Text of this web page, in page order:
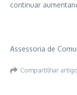
continuar
Assessoria de
Compartilhar artigo